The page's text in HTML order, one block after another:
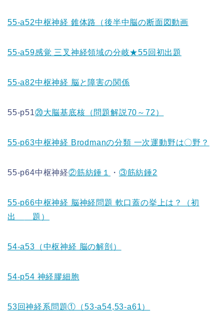
55-a52中枢神経 錐体路（後半中脳の断面図動画
55-a59感覚 三叉神経領域の分岐★55回初出題
55-a82中枢神経 脳と障害の関係
55-p51⑳大脳基底核（問題解説70～72）
55-p63中枢神経 Brodmanの分類 一次運動野は〇野？
55-p64中枢神経②筋紡錘１ ・ ③筋紡錘2
55-p66中枢神経 脳神経問題 軟口蓋の挙上は？（初
出
題）
54-a53（中枢神経 脳の解剖）
54-p54 神経膠細胞
53回神経系問題①（53-a54,53-a61）